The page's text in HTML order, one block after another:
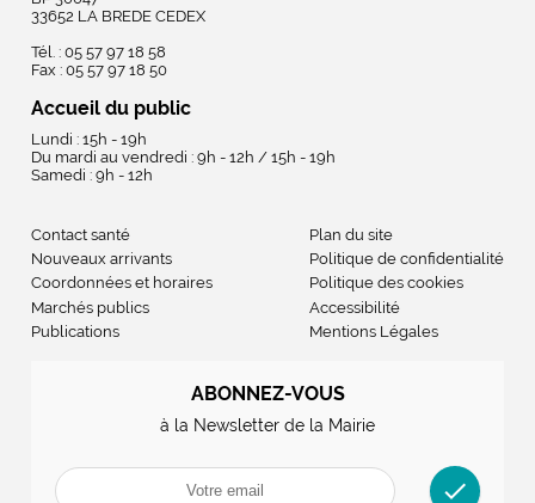
33652 LA BREDE CEDEX
Tél. : 05 57 97 18 58
Fax : 05 57 97 18 50
Accueil du public
Lundi : 15h - 19h
Du mardi au vendredi : 9h - 12h / 15h - 19h
Samedi : 9h - 12h
Contact santé
Nouveaux arrivants
Coordonnées et horaires
Marchés publics
Publications
Plan du site
Politique de confidentialité
Politique des cookies
Accessibilité
Mentions Légales
ABONNEZ-VOUS
à la Newsletter de la Mairie
check